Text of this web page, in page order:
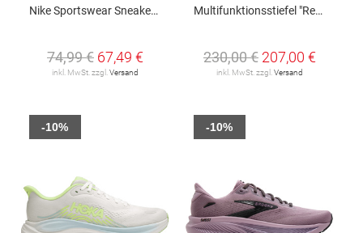
Nike Sportswear Sneaker "Pacific Suede"
74,99 € 67,49 €
inkl. MwSt. zzgl. Versand
Multifunktionsstiefel "Renegade Evo GTX Mid W"
230,00 € 207,00 €
inkl. MwSt. zzgl. Versand
-10% -10%